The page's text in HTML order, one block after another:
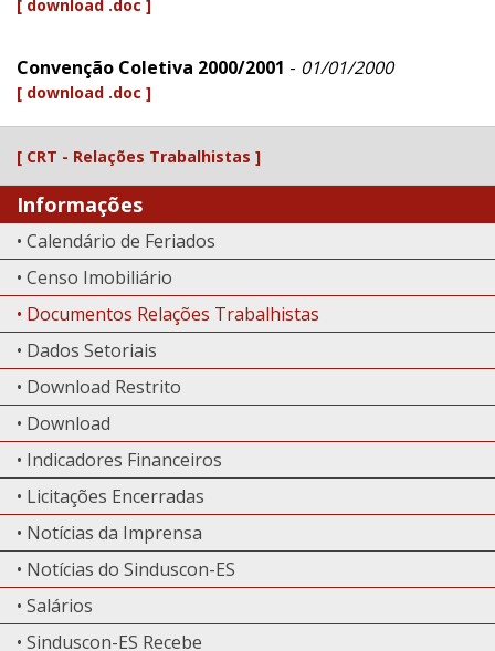
[ download .doc ]
Convenção Coletiva 2000/2001 - 01/01/2000
[ download .doc ]
[ CRT - Relações Trabalhistas ]
Informações
• Calendário de Feriados
• Censo Imobiliário
• Documentos Relações Trabalhistas
• Dados Setoriais
• Download Restrito
• Download
• Indicadores Financeiros
• Licitações Encerradas
• Notícias da Imprensa
• Notícias do Sinduscon-ES
• Salários
• Sinduscon-ES Recebe